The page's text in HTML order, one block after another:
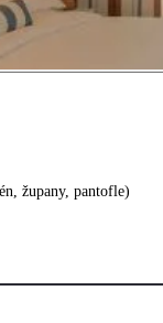
župany, pantofle)